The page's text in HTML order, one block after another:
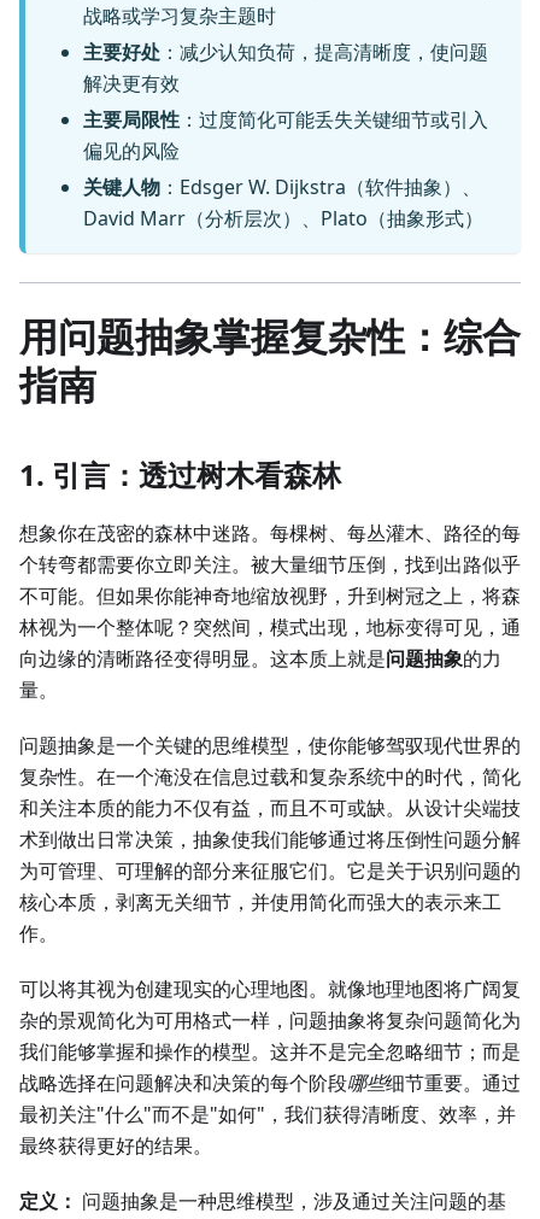
战略或学习复杂主题时
主要好处 ：减少认知负荷，提高清晰度，使问题
解决更有效
主要局限性 ：过度简化可能丢失关键细节或引入
偏见的风险
关键人物 ：Edsger W. Dijkstra（软件抽象）、
David Marr（分析层次）、Plato（抽象形式）
用问题抽象掌握复杂性：综合
指南
1. 引言：透过树木看森林
想象你在茂密的森林中迷路。每棵树、每丛灌木、路径的每
个转弯都需要你立即关注。被大量细节压倒，找到出路似乎
不可能。但如果你能神奇地缩放视野，升到树冠之上，将森
林视为一个整体呢？突然间，模式出现，地标变得可见，通
向边缘的清晰路径变得明显。这本质上就是问题抽象的力
量。
问题抽象是一个关键的思维模型，使你能够驾驭现代世界的
复杂性。在一个淹没在信息过载和复杂系统中的时代，简化
和关注本质的能力不仅有益，而且不可或缺。从设计尖端技
术到做出日常决策，抽象使我们能够通过将压倒性问题分解
为可管理、可理解的部分来征服它们。它是关于识别问题的
核心本质，剥离无关细节，并使用简化而强大的表示来工
作。
可以将其视为创建现实的心理地图。就像地理地图将广阔复
杂的景观简化为可用格式一样，问题抽象将复杂问题简化为
我们能够掌握和操作的模型。这并不是完全忽略细节；而是
战略选择在问题解决和决策的每个阶段哪些细节重要。通过
最初关注"什么"而不是"如何"，我们获得清晰度、效率，并
最终获得更好的结果。
定义： 问题抽象是一种思维模型，涉及通过关注问题的基